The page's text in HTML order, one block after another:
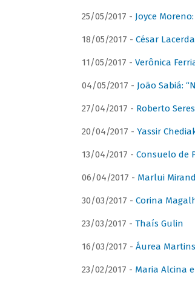
25/05/2017 - Joyce
18/05/2017 - César
11/05/2017 - Verônica
04/05/2017 - João Sabiá:
27/04/2017 - Roberto
20/04/2017 - Yassir
13/04/2017 - Consuelo de
06/04/2017 - Marlui
30/03/2017 - Corina
23/03/2017 - Thaís Gulin
16/03/2017 - Áurea
23/02/2017 - Maria Alcina